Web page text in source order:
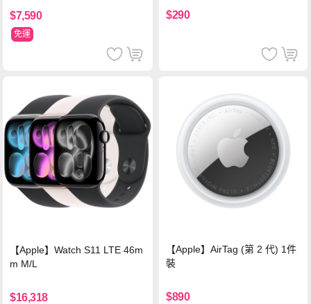
$7,590
免運
$290
【Apple】Watch S11 LTE 46m
m M/L
$16,318
【Apple】AirTag (第 2 代) 1件
裝
$890